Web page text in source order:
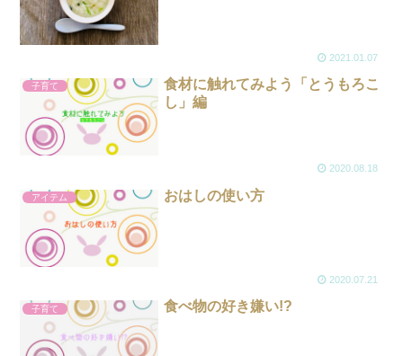
2021.01.07
子育て
食材に触れてみよう「とうもろこ
し」編
2020.08.18
アイテム おはしの使い方
2020.07.21
子育て 食べ物の好き嫌い!?